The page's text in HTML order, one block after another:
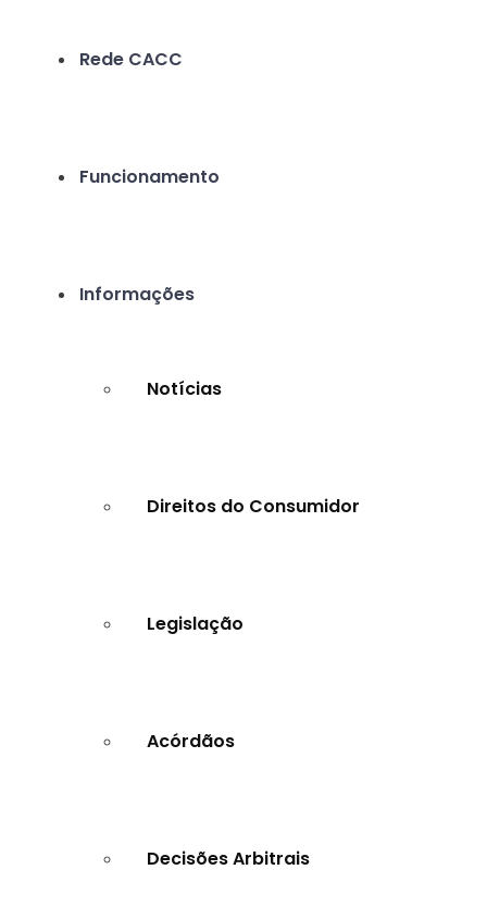
Rede CACC
Funcionamento
Informações
Notícias
Direitos do Consumidor
Legislação
Acórdãos
Decisões Arbitrais